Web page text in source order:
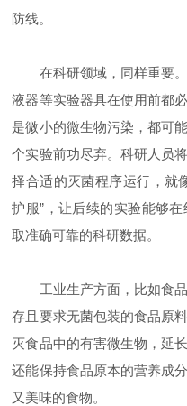
防线。
在科研领域，同样重要。
液器等实验器具在使用前都
是微小的微生物污染，都可
个实验前功尽弃。科研人员
择合适的灭菌程序运行，就
护服”，让后续的实验能够
取准确可靠的科研数据。
工业生产方面，比如食品
存且要求无菌包装的食品原
灭食品中的有害微生物，延
还能保持食品原本的营养成
又美味的食物。